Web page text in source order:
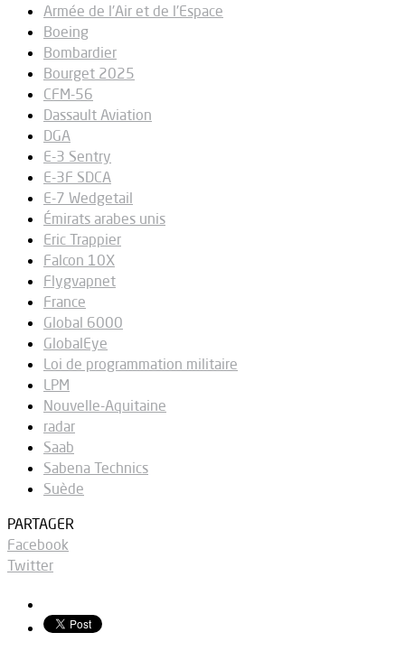
Armée de l'Air et de l'Espace
Boeing
Bombardier
Bourget 2025
CFM-56
Dassault Aviation
DGA
E-3 Sentry
E-3F SDCA
E-7 Wedgetail
Émirats arabes unis
Eric Trappier
Falcon 10X
Flygvapnet
France
Global 6000
GlobalEye
Loi de programmation militaire
LPM
Nouvelle-Aquitaine
radar
Saab
Sabena Technics
Suède
PARTAGER
Facebook
Twitter